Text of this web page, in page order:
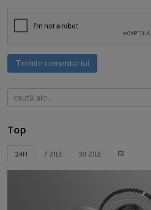
Trimite comentariul
Caută
Top
24H 7 ZILE 30 ZILE